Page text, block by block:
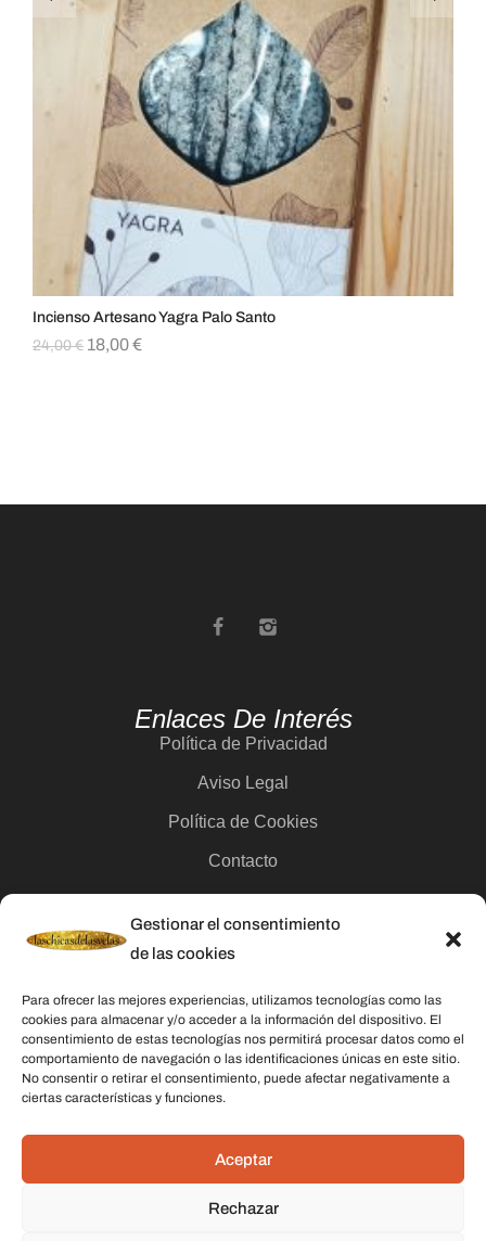
Gestionar el consentimiento
de las cookies
Para ofrecer las mejores experiencias, utilizamos tecnologías como las
cookies para almacenar y/o acceder a la información del dispositivo. El
consentimiento de estas tecnologías nos permitirá procesar datos como el
comportamiento de navegación o las identificaciones únicas en este sitio.
No consentir o retirar el consentimiento, puede afectar negativamente a
ciertas características y funciones.
Aceptar
Rechazar
Incienso Artesano Yagra Palo Santo
24,00€ 18,00€
Enlaces De Interés
Política de Privacidad
Aviso Legal
Política de Cookies
Contacto
Categorías
Velas
Inciensos
Aceites esenciales
Aguas rituales y colonias
Datos De Contacto
Dirección:C/ Stella Maris, 20 50015 Zaragoza